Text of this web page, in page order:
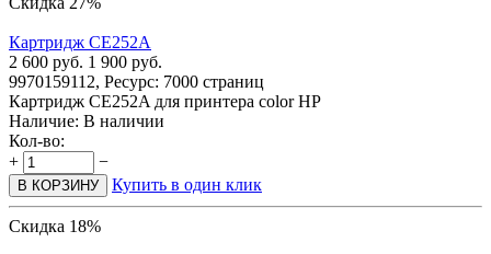
Картридж CE252A
2 600 руб. 1 900 руб.
9970159112, Ресурс: 7000 страниц
Картридж CE252A для принтера color HP
Наличие: В наличии
Кол-во:
+
−
В КОРЗИНУ Купить в один клик
Скидка 18%